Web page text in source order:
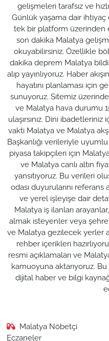
gelişmeleri tarafsız ve
Günlük yaşama dair
tek bir platform üzerinden
son dakika Malatya
okuyabilirsiniz. Özellikle
dakika deprem Malatya
alıp yayınlıyoruz. Haber
hayatını planlaması için
sunuyoruz. Sitemiz
ve Malatya hava durumu
ulaşırsınız. Dini
vakti Malatya ve Malatya
Başkanlığı verileriyle
piyasa takipçileri için
ve Malatya canlı altın
yansıtıyoruz. Bu verileri
odası duyurularını
ve yerel işleyişe dair
Malatya iş ilanları
almak isteyenler veya şehre
ve Malatya gezilecek yerler
rehber içerikleri
resmi açıklamaları ve
kamuoyuna aktarıyoruz.
dijital haber ve bilgi
Malatya Nöbetçi
Eczaneler